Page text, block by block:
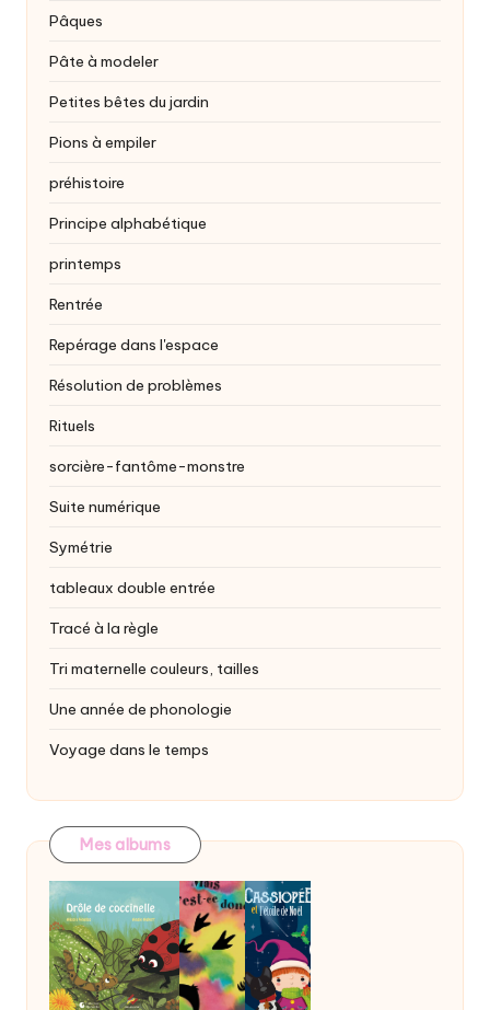
Pâques
Pâte à modeler
Petites bêtes du jardin
Pions à empiler
préhistoire
Principe alphabétique
printemps
Rentrée
Repérage dans l'espace
Résolution de problèmes
Rituels
sorcière-fantôme-monstre
Suite numérique
Symétrie
tableaux double entrée
Tracé à la règle
Tri maternelle couleurs, tailles
Une année de phonologie
Voyage dans le temps
Mes albums